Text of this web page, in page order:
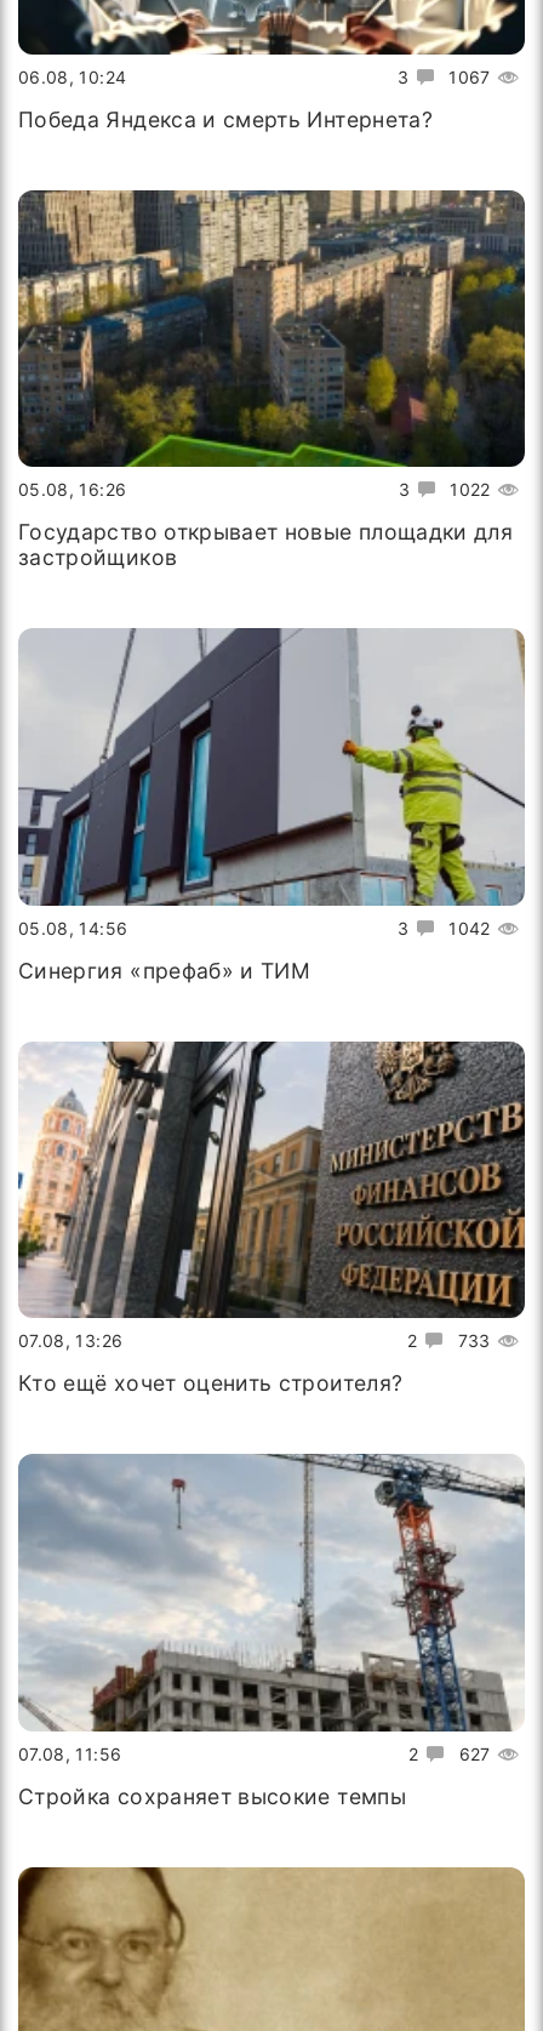
3 1067
06.08, 10:24
Победа Яндекса и смерть Интернета?
3 1022
05.08, 16:26
Государство открывает новые площадки для
застройщиков
3 1042
05.08, 14:56
Синергия «префаб» и ТИМ
2 733
07.08, 13:26
Кто ещё хочет оценить строителя?
2 627
07.08, 11:56
Стройка сохраняет высокие темпы